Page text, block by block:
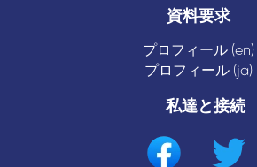
資料要求
プロフィール (en)
プロフィール (ja)
私達と接続